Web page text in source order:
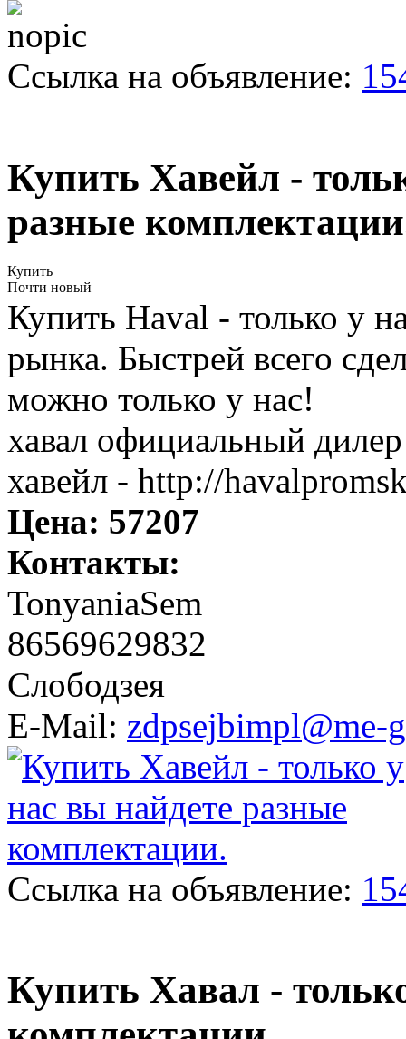
Ссылка на объявление:
Купить Хавейл -
разные
Купить
Почти новый
Купить Haval - только у
рынка. Быстрей всего
можно только у нас!
хавал официальный дилер
хавейл - http://
Цена: 57207
Контакты:
TonyaniaSem
86569629832
Слободзея
E-Mail: zdpsejbimpl@me-
Ссылка на объявление:
Купить Хавал -